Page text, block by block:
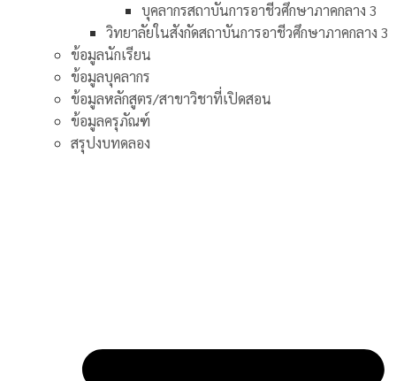
บุคลากรสถาบันการอาชีวศึกษาภาคกลาง 3
วิทยาลัยในสังกัดสถาบันการอาชีวศึกษาภาคกลาง 3
ข้อมูลนักเรียน
ข้อมูลบุคลากร
ข้อมูลหลักสูตร/สาขาวิชาที่เปิดสอน
ข้อมูลครุภัณฑ์
สรุปงบทดลอง